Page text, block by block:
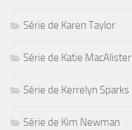
Série de Karen Taylor
Série de Katie MacAlister
Série de Kerrelyn Sparks
Série de Kim Newman